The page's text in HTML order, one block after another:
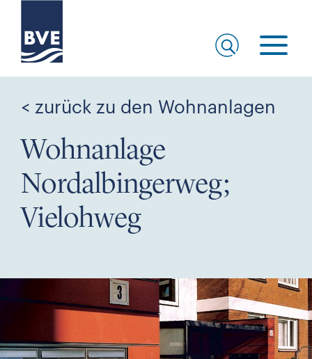
< zurück zu den Wohnanlagen
Wohnanlage
Nordalbingerweg;
Vielohweg